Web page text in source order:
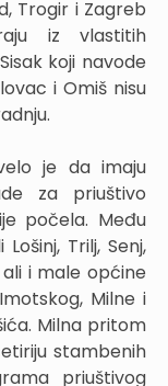
Trogir i Zagreb
iz vlastitih
koji navode
i Omiš nisu
je da imaju
za priuštivo
počela. Među
Trilj, Senj,
i male općine
Milne i
Milna pritom
stambenih
priuštivog